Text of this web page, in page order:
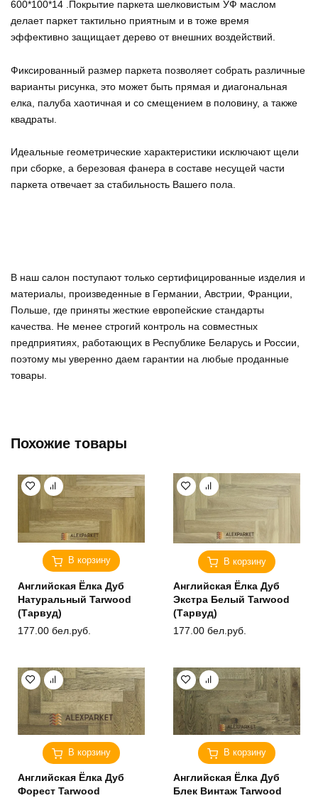
600*100*14 .Покрытие паркета шелковистым УФ маслом
делает паркет тактильно приятным и в тоже время
эффективно защищает дерево от внешних воздействий.
Фиксированный размер паркета позволяет собрать различные
варианты рисунка, это может быть прямая и диагональная
елка, палуба хаотичная и со смещением в половину, а также
квадраты.
Идеальные геометрические характеристики исключают щели
при сборке, а березовая фанера в составе несущей части
паркета отвечает за стабильность Вашего пола.
В наш салон поступают только сертифицированные изделия и
материалы, произведенные в Германии, Австрии, Франции,
Польше, где приняты жесткие европейские стандарты
качества. Не менее строгий контроль на совместных
предприятиях, работающих в Республике Беларусь и России,
поэтому мы уверенно даем гарантии на любые проданные
товары
Похожие товары
В корзину
Английская Ёлка Дуб
Натуральный Tarwood
(Тарвуд)
177.00 бел.руб.
В корзину
Английская Ёлка Дуб
Экстра Белый Tarwood
(Тарвуд)
177.00 бел.руб.
В корзину
Английская Ёлка Дуб
Форест Tarwood
В корзину
Английская Ёлка Дуб
Блек Винтаж Tarwood